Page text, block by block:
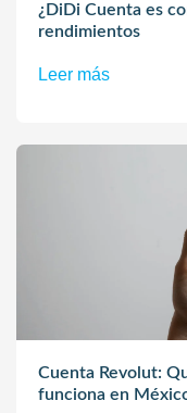
¿DiDi Cuenta es
rendimientos
Leer más
Cuenta Revolut:
funciona en